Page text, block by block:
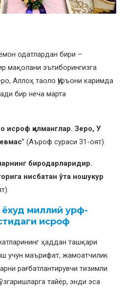
одатлардан бири –
мақолани эътиборингизга
Аллоҳ таоло Қуръони каримда
бир неча марта
исроф қилманглар. Зеро, У
” (Аъроф сураси 31-оят).
биродарларидир.
нисбатан ўта ношукур
миллий урф-
исроф
ҳаддан ташқари
учун маърифат, жамоатчилик
рағбатлантирувчи тизимли
тайёр, энди эса